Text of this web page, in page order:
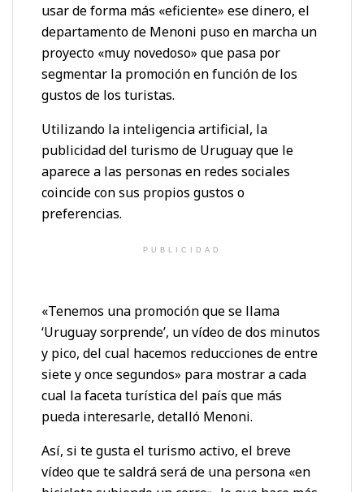
usar de forma más «eficiente» ese dinero, el
departamento de Menoni puso en marcha un
proyecto «muy novedoso» que pasa por
segmentar la promoción en función de los
gustos de los turistas.
Utilizando la inteligencia artificial, la
publicidad del turismo de Uruguay que le
aparece a las personas en redes sociales
coincide con sus propios gustos o
preferencias.
PUBLICIDAD
«Tenemos una promoción que se llama
‘Uruguay sorprende’, un vídeo de dos minutos
y pico, del cual hacemos reducciones de entre
siete y once segundos» para mostrar a cada
cual la faceta turística del país que más
pueda interesarle, detalló Menoni.
Así, si te gusta el turismo activo, el breve
vídeo que te saldrá será de una persona «en